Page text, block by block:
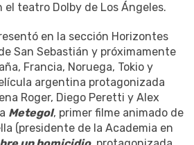
el teatro Dolby de Los Ángeles.
en la sección Horizontes
San Sebastián y próximamente
Francia, Noruega, Tokio y
argentina protagonizada
Roger, Diego Peretti y Alex
Metegol, primer filme animado de
(presidente de la Academia en